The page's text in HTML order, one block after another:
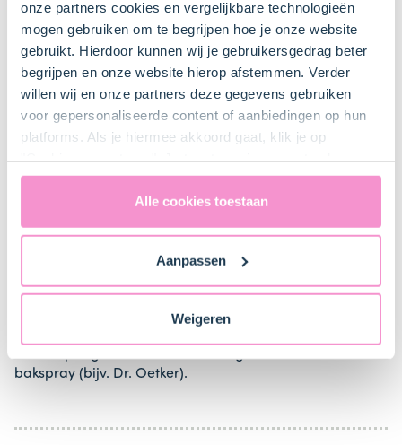
onze partners cookies en vergelijkbare technologieën
mogen gebruiken om te begrijpen hoe je onze website
gebruikt. Hierdoor kunnen wij je gebruikersgedrag beter
begrijpen en onze website hierop afstemmen. Verder
willen wij en onze partners deze gegevens gebruiken
voor gepersonaliseerde content of aanbiedingen op hun
platforms. Als je hiermee akkoord gaat, klik je op
uitdrukkelijk een eventuele gegevensoverdracht naar de
Verenigde Staten in de zin van artikel 49 AVG. Raadpleeg
ons
naar technology providers en partners in de Verenigde
Staten. Je kunt op elk moment van gedachten
Alle cookies toestaan
Aanpassen
Weigeren
Bestel gemakkelijk en snel je bakproducten
bij ons zusje DeLeuksteTaartenshop.
Stappen
1. Voorbereiden
en verwarm de oven voor
bakspray (bijv. Dr. Oetker).